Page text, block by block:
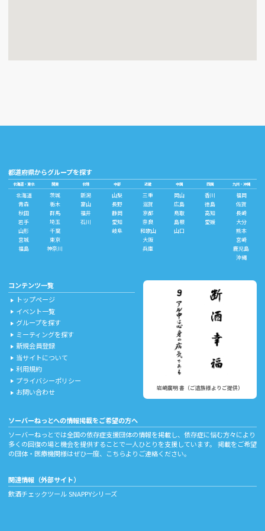
都道府県からグループを探す
北海道・東北
北海道
青森
秋田
岩手
山形
宮城
福島
関東
茨城
栃木
群馬
埼玉
千葉
東京
神奈川
北陸
新潟
富山
福井
石川
中部
山梨
長野
静岡
愛知
岐阜
近畿
三重
滋賀
京都
奈良
和歌山
大阪
兵庫
中国
岡山
広島
鳥取
島根
山口
四国
香川
徳島
高知
愛媛
九州・沖縄
福岡
佐賀
長崎
大分
熊本
宮崎
鹿児島
沖縄
コンテンツ一覧
play_arrow トップページ
play_arrow イベント一覧
play_arrow グループを探す
play_arrow ミーティングを探す
play_arrow 新規会員登録
play_arrow 当サイトについて
play_arrow 利用規約
play_arrow プライバシーポリシー
play_arrow お問い合わせ 岩崎廣明 書（ご遺族様よりご提供）
ソーバーねっとへの情報掲載をご希望の方へ
ソーバーねっとでは全国の依存症支援団体の情報を掲載し、依存症に悩む方々により
多くの回復の場と機会を提供することで一人ひとりを支援しています。 掲載をご希望
の団体・医療機関様はぜひ一度、
こちらよりご連絡ください。
関連情報（外部サイト）
飲酒チェックツールSNAPPYシリーズ